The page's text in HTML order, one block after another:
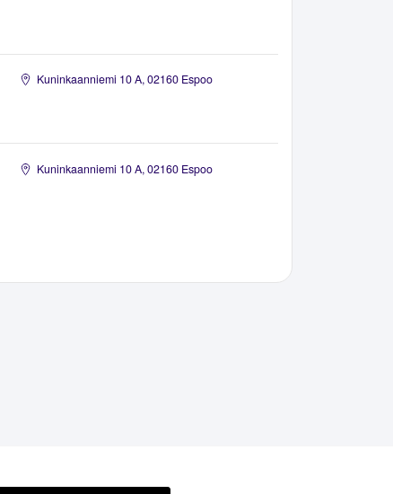
Kuninkaanniemi 10 A, 02160 Espoo
Kuninkaanniemi 10 A, 02160 Espoo